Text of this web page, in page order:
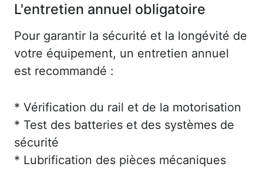
L'entretien annuel obligatoire
Pour garantir la sécurité et la longévité de
votre équipement, un entretien annuel
est recommandé :
* Vérification du rail et de la motorisation
* Test des batteries et des systèmes de
sécurité
* Lubrification des pièces mécaniques